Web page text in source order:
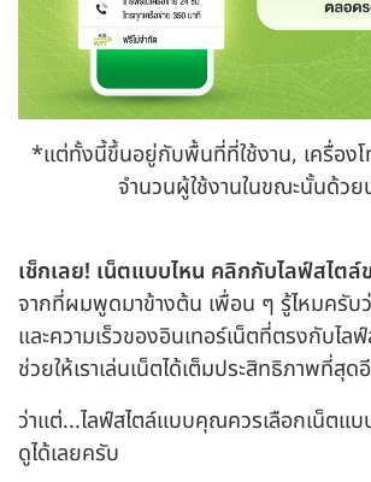
*แต่ทั้งนี้ขึ้นอยู่กับพื้นที่ที่ใช้งาน, เครื่อง
จํานวนผู้ใช้งานในขณะนั้นด้วย
เช็กเลย! เน็ตแบบไหน คลิกกับไลฟ์สไตล์
จากที่ผมพูดมาข้างต้น เพื่อน ๆ รู้ไหมครับ
และความเร็วของอินเทอร์เน็ตที่ตรงกับไล
ช่วยให้เราเล่นเน็ตได้เต็มประสิทธิภาพที่สุ
ว่าแต่...ไลฟ์สไตล์แบบคุณควรเลือกเน็ตแบ
ดูได้เลยครับ